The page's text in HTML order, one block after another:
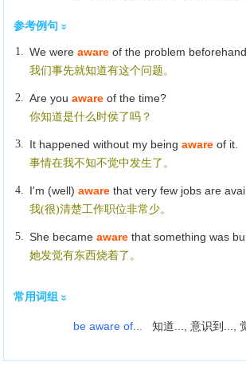
参考例句
1. We were awareof the problem beforehand.
我们事先就知道有这个问题。
2. Are you awareof the time?
你知道是什么时侯了吗？
3. It happened without my being awareof it.
事情在我不知不觉中发生了。
4. I'm (well) awarethat very few jobs are
我(很)清楚工作职位非常少。
5. She became awarethat something was
她发觉有东西烧着了。
常用词组
be aware of... 知道..., 意识到...,